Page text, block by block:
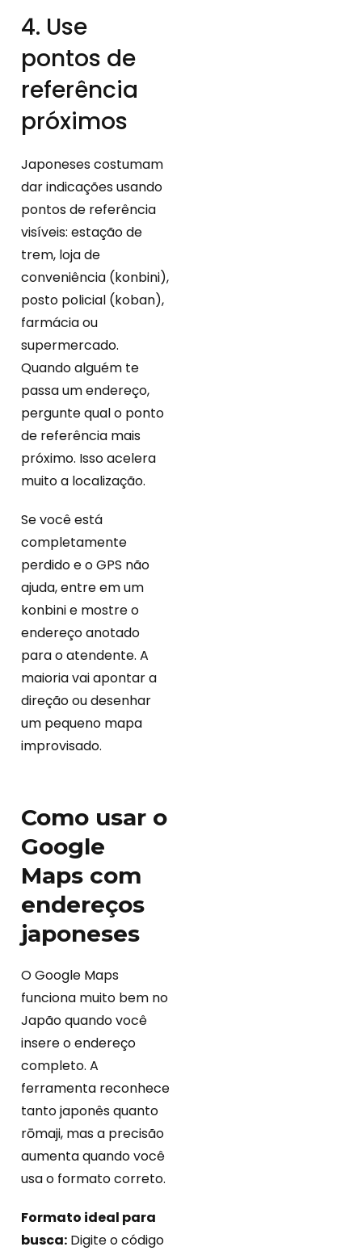
4. Use
pontos de
referência
próximos
Japoneses costumam
dar indicações usando
pontos de referência
visíveis: estação de
trem, loja de
conveniência (konbini),
posto policial (koban),
farmácia ou
supermercado.
Quando alguém te
passa um endereço,
pergunte qual o ponto
de referência mais
próximo. Isso acelera
muito a localização.
Se você está
completamente
perdido e o GPS não
ajuda, entre em um
konbini e mostre o
endereço anotado
para o atendente. A
maioria vai apontar a
direção ou desenhar
um pequeno mapa
improvisado.
Como usar o
Google
Maps com
endereços
japoneses
O Google Maps
funciona muito bem no
Japão quando você
insere o endereço
completo. A
ferramenta reconhece
tanto japonês quanto
rōmaji, mas a precisão
aumenta quando você
usa o formato correto.
Formato ideal para
busca: Digite o código